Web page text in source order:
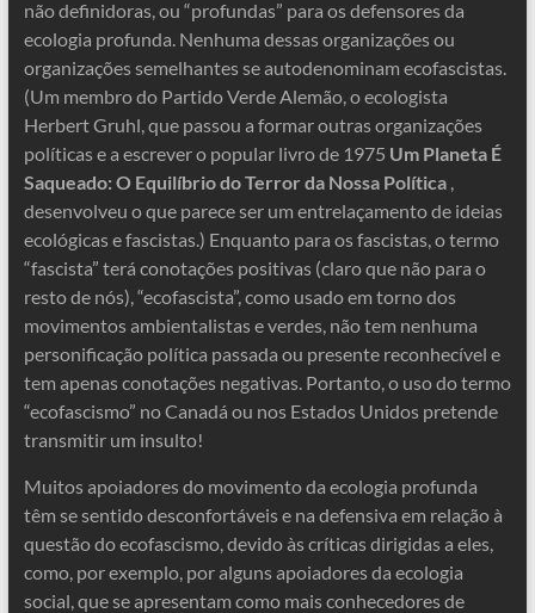
não definidoras, ou “profundas” para os defensores da
ecologia profunda. Nenhuma dessas organizações ou
organizações semelhantes se autodenominam ecofascistas.
(Um membro do Partido Verde Alemão, o ecologista
Herbert Gruhl, que passou a formar outras organizações
políticas e a escrever o popular livro de 1975 Um Planeta É
Saqueado: O Equilíbrio do Terror da Nossa Política,
desenvolveu o que parece ser um entrelaçamento de ideias
ecológicas e fascistas.) Enquanto para os fascistas, o termo
“fascista” terá conotações positivas (claro que não para o
resto de nós), “ecofascista”, como usado em torno dos
movimentos ambientalistas e verdes, não tem nenhuma
personificação política passada ou presente reconhecível e
tem apenas conotações negativas. Portanto, o uso do termo
“ecofascismo” no Canadá ou nos Estados Unidos pretende
transmitir um insulto!
Muitos apoiadores do movimento da ecologia profunda
têm se sentido desconfortáveis ​​e na defensiva em relação à
questão do ecofascismo, devido às críticas dirigidas a eles,
como, por exemplo, por alguns apoiadores da ecologia
social, que se apresentam como mais conhecedores de